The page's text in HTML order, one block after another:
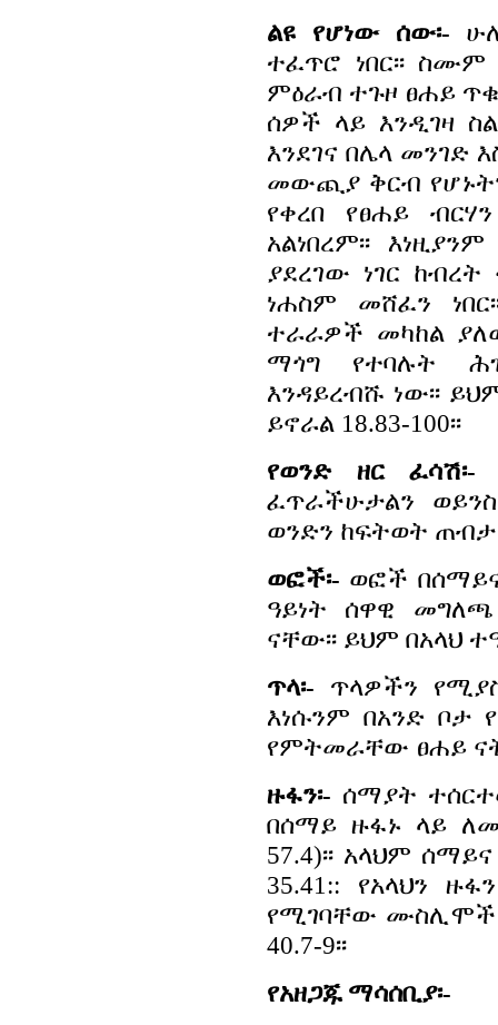
ልዩ የሆነው ሰው፡-
ተፈጥሮ ነበር፡፡
ምዕራብ ተጉዞ ፀሐይ
ሰዎች ላይ እንዲገዛ
እንደገና በሌላ መንገድ
መውጪያ ቅርብ
የቀረበ የፀሐይ
አልነበረም፡፡
ያደረገው ነገር
ነሐስም መሸፈን
ተራራዎች መካከል
ማጎግ የተባሉት
እንዳይረብሹ ነው፡፡
ይኖራል 18.83-100፡፡
የወንድ ዘር ፈሳሽ፡-
ፈጥራችሁታልን ወይንስ
ወንድን ከፍትወት ጠብታ
ወፎች፡- ወፎች
ዓይነት ሰዋዊ
ናቸው፡፡ ይህም በአላህ
ጥላ፡- ጥላዎችን
እነሱንም በአንድ ቦታ
የምትመራቸው ፀሐይ ናት
ዙፋን፡- ሰማያት
በሰማይ ዙፋኑ ላይ
57.4)፡፡ አላህም
35.41:: የአላህን
የሚገባቸው ሙስሊሞች
40.7-9፡፡
የአዘጋጁ ማሳሰቢያ፡-